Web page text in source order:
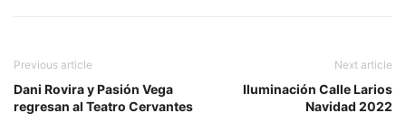
Previous article
Dani Rovira y Pasión Vega
regresan al Teatro Cervantes
Next article
Iluminación Calle Larios
Navidad 2022